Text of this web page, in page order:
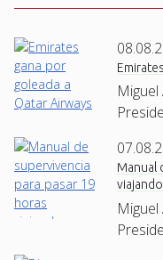
Miguel
Manual
Miguel